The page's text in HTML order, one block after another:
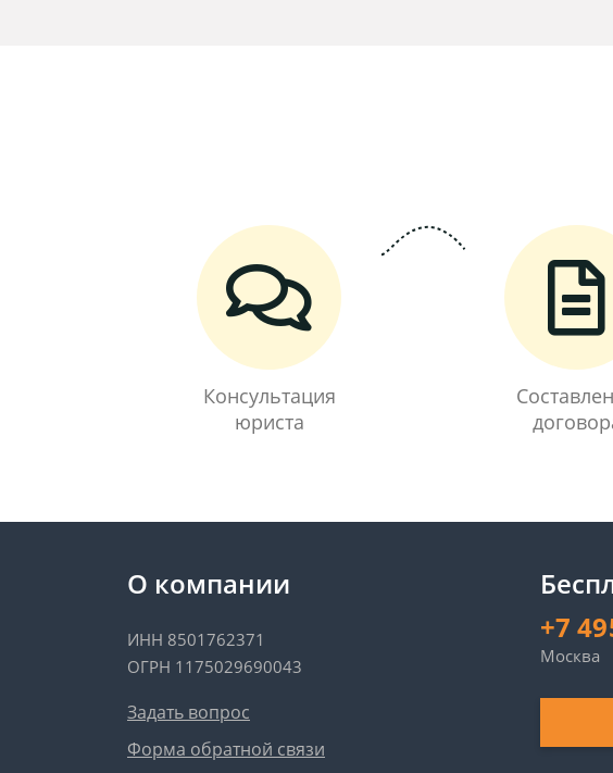
Консультация
юриста
О компании
ИНН 8501762371
ОГРН 1175029690043
Задать вопрос
Форма обратной связи
+7
Москва